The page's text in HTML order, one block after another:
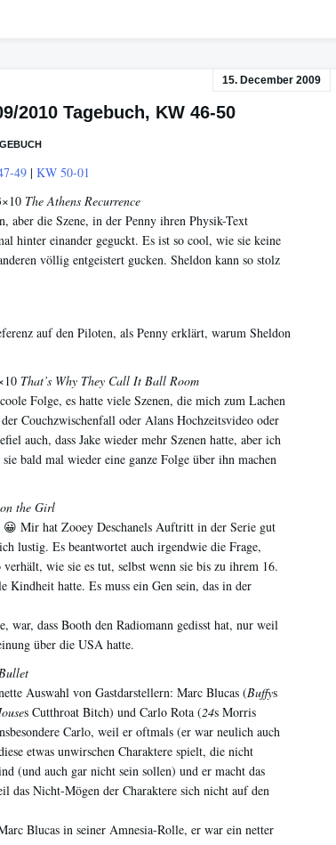
15. December 2009
2010 Tagebuch, KW 46-50
49 | KW 50-01
The Athens Recurrence
aber die Szene, in der Penny ihren Physik-Text
hinter einander geguckt. Es ist so cool, wie sie keine
völlig entgeistert gucken. Sheldon kann so stolz
auf den Piloten, als Penny erklärt, warum Sheldon
That’s Why They Call It Ball Room
Folge, es hatte viele Szenen, die mich zum Lachen
Couchzwischenfall oder Alans Hochzeitsvideo oder
auch, dass Jake wieder mehr Szenen hatte, aber ich
bald mal wieder eine ganze Folge über ihn machen
the Girl
😀 Mir hat Zooey Deschanels Auftritt in der Serie gut
lustig. Es beantwortet auch irgendwie die Frage,
wie sie es tut, selbst wenn sie bis zu ihrem 16.
Kindheit hatte. Es muss ein Gen sein, das in der
war, dass Booth den Radiomann gedisst hat, nur weil
über die USA hatte.
Auswahl von Gastdarstellern: Marc Blucas (Buffys
s Cutthroat Bitch) und Carlo Rota (24s Morris
Carlo, weil er oftmals (er war neulich auch
etwas unwirschen Charaktere spielt, die nicht
(und auch gar nicht sein sollen) und er macht das
das Nicht-Mögen der Charaktere sich nicht auf den
Blucas in seiner Amnesia-Rolle, er war ein netter